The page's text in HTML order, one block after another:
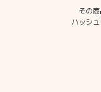
その
ハッシ